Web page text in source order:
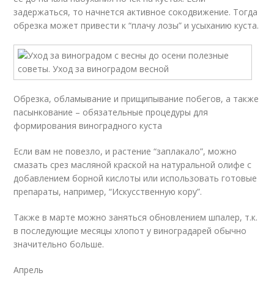
задержаться, то начнется активное сокодвижение. Тогда
обрезка может привести к “плачу лозы” и усыханию куста.
Обрезка, обламывание и прищипывание побегов, а также
пасынкование – обязательные процедуры для
формирования виноградного куста
Если вам не повезло, и растение “заплакало”, можно
смазать срез масляной краской на натуральной олифе с
добавлением борной кислоты или использовать готовые
препараты, например, “Искусственную кору”.
Также в марте можно заняться обновлением шпалер, т.к.
в последующие месяцы хлопот у виноградарей обычно
значительно больше.
Апрель